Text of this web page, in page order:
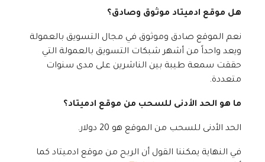
هل موقع ادميتاد موثوق وصادق؟
نعم الموقع صادق وموثوق في مجال التسويق بالعمولة
ويعد واحداً من أشهر شبكات التسويق بالعمولة التي
حققت سمعة طيبة بين الناشرين على مدى سنوات
متعددة.
ما هو الحد الأدنى للسحب من موقع ادميتاد؟
الحد الأدنى للسحب من الموقع هو 20 دولار.
في النهاية يمكننا القول أن الربح من موقع ادميتاد كما